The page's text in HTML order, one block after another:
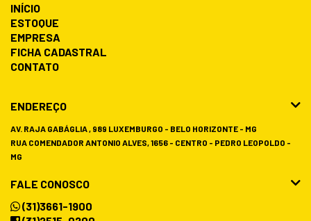
INÍCIO
ESTOQUE
EMPRESA
FICHA CADASTRAL
CONTATO
ENDEREÇO
AV. RAJA GABÁGLIA , 989 LUXEMBURGO - BELO HORIZONTE - MG
RUA COMENDADOR ANTONIO ALVES, 1656 - CENTRO - PEDRO LEOPOLDO -
MG
FALE CONOSCO
(31)3661-1900